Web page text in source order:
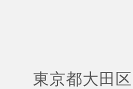
東京都大田